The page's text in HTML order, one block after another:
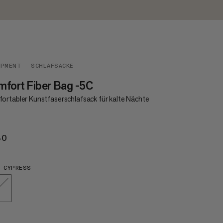
SCHLAFSÄCKE
Fiber Bag -5C
Kunstfaserschlafsack für kalte Nächte
CYPRESS